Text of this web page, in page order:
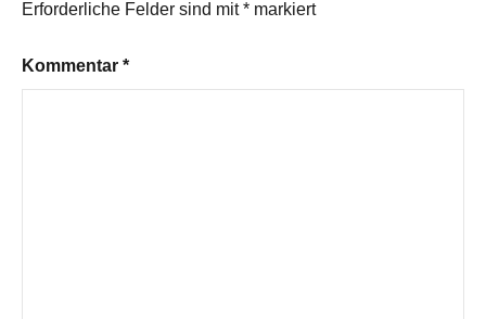
Erforderliche Felder sind mit* markiert
Kommentar *